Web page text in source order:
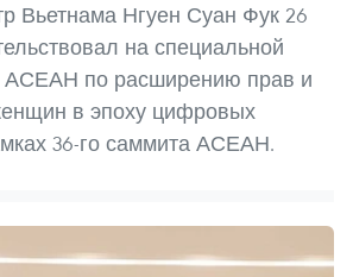
Вьетнама Нгуен Суан Фук 26
на специальной
АСЕАН по расширению прав и
в эпоху цифровых
36-го саммита АСЕАН.